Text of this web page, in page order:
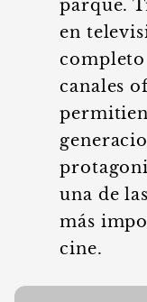
parque.
en
canales
una de
más
cine.